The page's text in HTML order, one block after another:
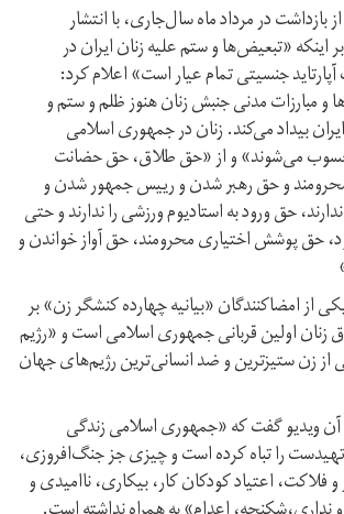
در مرداد ماه سال‌جاری، با انتشار
اینکه «تبعیض‌ها و ستم علیه زنان ایران در
جنسیتی تمام عیار است» اعلام کرد:
و مبارزات مدنی جنبش زنان هنوز ظلم و ستم و
بیداد می‌کند. زنان در جمهوری اسلامی
می‌شوند» و از «حق طلاق، حق حضانت
محرومند و حق رهبر شدن و رییس جمهور شدن و
حق ورود به استادیوم ورزشی را ندارند و حتی
حق پوشش اختیاری محرومند، حق آواز خواندن و
از امضاکنندگان «بیانیه چهارده کنشگر زن» بر
زنان اولین قربانی جمهوری اسلامی است و «رژیم
زن ستیزترین و ضد انسانی‌ترین رژیم‌های جهان
ویدیو گفت که «جمهوری اسلامی زندگی
تهیدست را تباه کرده است و چیزی جز جنگ‌افروزی،
فلاکت، اعتیاد کودکان کار، بیکاری، ناامیدی و